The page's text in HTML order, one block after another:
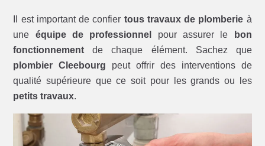
Il est important de confier tous travaux de plomberie à
une équipe de professionnel pour assurer le
bon
fonctionnement de chaque élément. Sachez que
plombier Cleebourg peut offrir des interventions de
qualité supérieure que ce soit pour les grands ou les
petits travaux.